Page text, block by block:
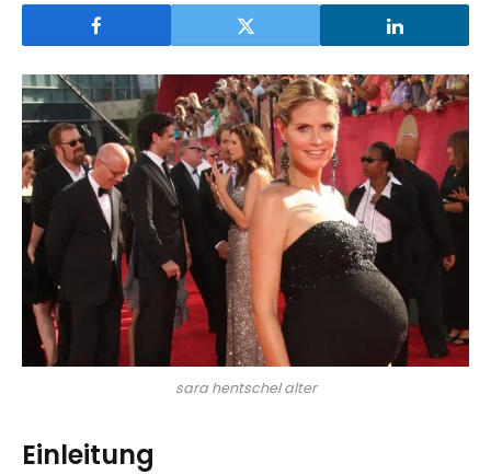
sara hentschel alter
Einleitung